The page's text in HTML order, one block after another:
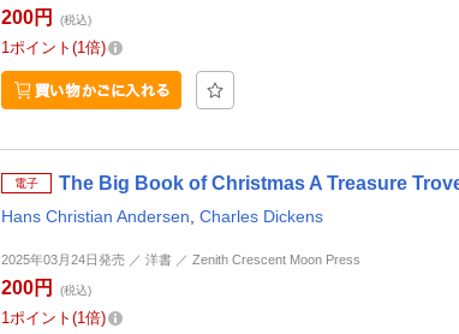
200円 (税込)
1 ポイント 1倍
電子 The Big Book of Christmas A Treasure
Hans Christian Andersen Charles Dickens
2025年03月24日発売 ／ 洋書 ／ Zenith Crescent Moon Press
200円 (税込)
1 ポイント 1倍